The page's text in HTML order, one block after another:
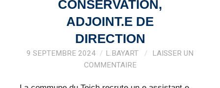
AGENDA
VEILLE PRO
RESSOURCES
OFFRES D’EMPLOIS
CONSERVATION,
ADJOINT.E DE
DIRECTION
9 SEPTEMBRE 2024 L.BAYART
LAISSER UN
COMMENTAIRE